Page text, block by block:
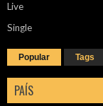
Live
Single
Popular Tags
PAÍS